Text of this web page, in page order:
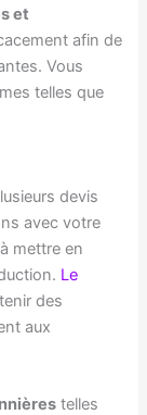
et
afin de
Vous
telles que
devis
avec votre
mettre en
Le
des
aux
telles